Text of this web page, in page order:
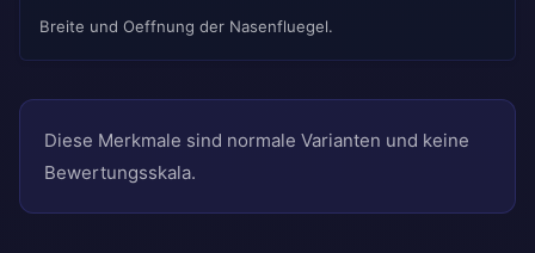
Breite und Oeffnung der Nasenfluegel.
Diese Merkmale sind normale Varianten und keine
Bewertungsskala.